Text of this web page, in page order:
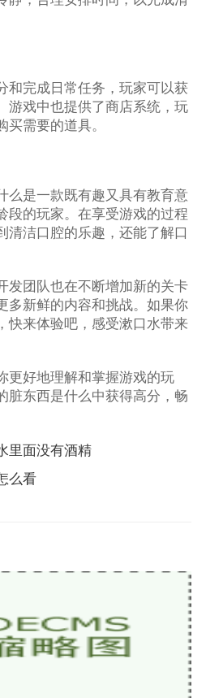
和完成日常任务，玩家可以获
游戏中也提供了商店系统，玩
需要的道具。
么是一款既有趣又具有教育意
段的玩家。在享受游戏的过程
清洁口腔的乐趣，还能了解口
发团队也在不断增加新的关卡
多新鲜的内容和挑战。如果你
快来体验吧，感受漱口水带来
更好地理解和掌握游戏的玩
脏东西是什么中获得高分，畅
里面没有酒精
么看